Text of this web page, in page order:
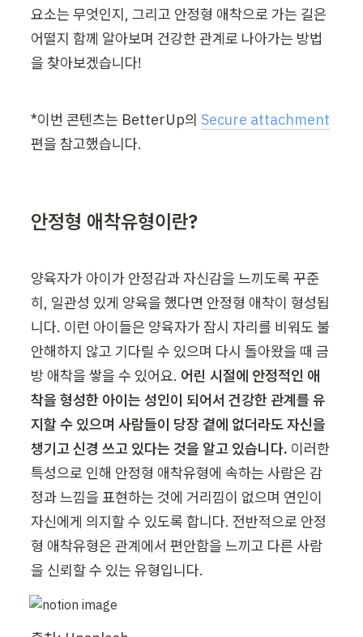
요소는 무엇인지, 그리고 안정형 애착으로 가는 길은
어떨지 함께 알아보며 건강한 관계로 나아가는 방법
을 찾아보겠습니다!
*이번 콘텐츠는 BetterUp의 Secure attachment
편을 참고했습니다.
안정형 애착유형이란?
양육자가 아이가 안정감과 자신감을 느끼도록 꾸준
히, 일관성 있게 양육을 했다면 안정형 애착이 형성됩
니다. 이런 아이들은 양육자가 잠시 자리를 비워도 불
안해하지 않고 기다릴 수 있으며 다시 돌아왔을 때 금
방 애착을 쌓을 수 있어요. 어린 시절에 안정적인 애
착을 형성한 아이는 성인이 되어서 건강한 관계를 유
지할 수 있으며 사람들이 당장 곁에 없더라도 자신을
챙기고 신경 쓰고 있다는 것을 알고 있습니다. 이러한
특성으로 인해 안정형 애착유형에 속하는 사람은 감
정과 느낌을 표현하는 것에 거리낌이 없으며 연인이
자신에게 의지할 수 있도록 합니다. 전반적으로 안정
형 애착유형은 관계에서 편안함을 느끼고 다른 사람
을 신뢰할 수 있는 유형입니다.